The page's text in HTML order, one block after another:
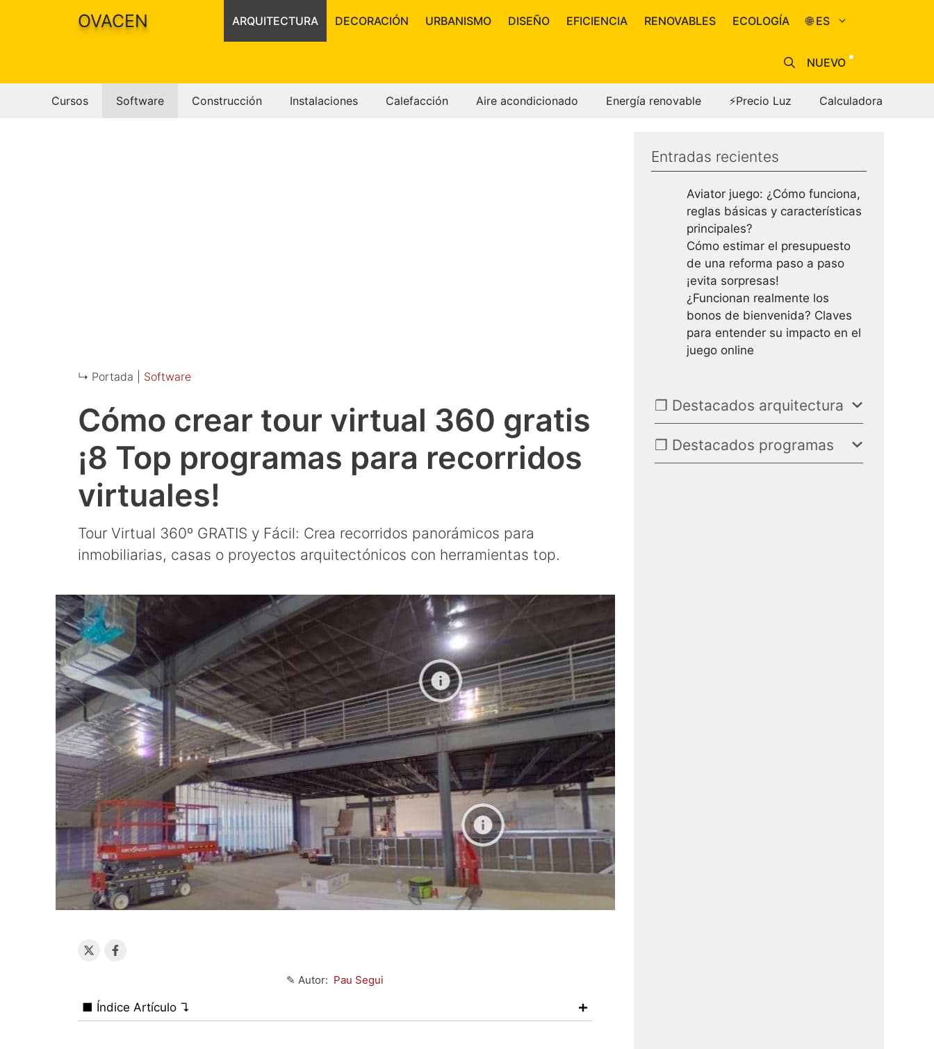
OVACEN ARQUITECTURA DECORACIÓN URBANISMO DISEÑO EFICIENCIA RENOVABLES ECOLOGÍA 🌐 ES
NUEVO
Cursos Software Construcción Instalaciones Calefacción Aire acondicionado Energía renovable ⚡Precio Luz Calculadora
↳ Portada | Software
Cómo crear tour virtual 360 gratis
¡8 Top programas para recorridos
virtuales!
Tour Virtual 360º GRATIS y Fácil: Crea recorridos panorámicos para
inmobiliarias, casas o proyectos arquitectónicos con herramientas top.
✎ Autor: Pau Segui
■ Índice Artículo ↴
Entradas recientes
Aviator juego: ¿Cómo funciona,
reglas básicas y características
principales?
Cómo estimar el presupuesto
de una reforma paso a paso
¡evita sorpresas!
¿Funcionan realmente los
bonos de bienvenida? Claves
para entender su impacto en el
juego online
❐ Destacados arquitectura
❐ Destacados programas